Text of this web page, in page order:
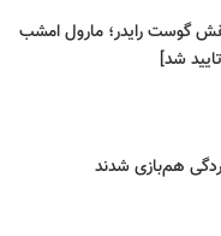
گوست رایدر؛ مارول امشب
شد]
هم‌بازی شدند